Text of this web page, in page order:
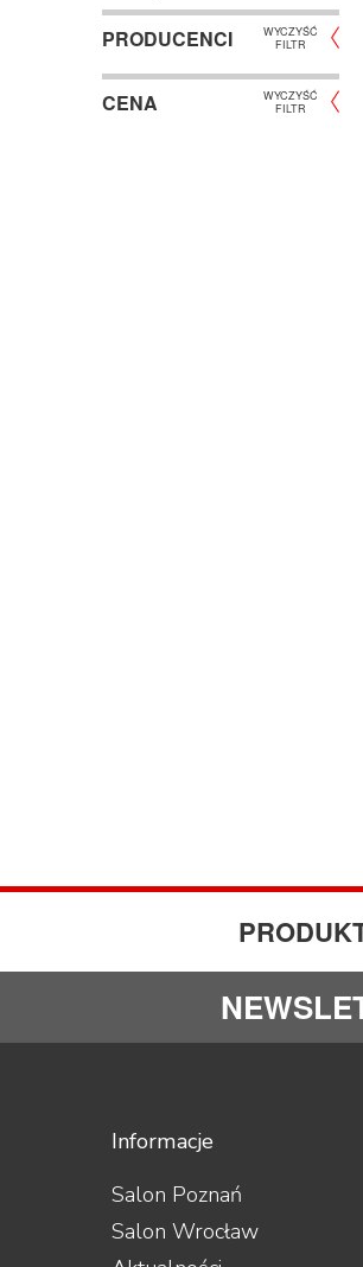
PRODUCENCI
WYCZYŚĆ
FILTR
CENA
WYCZYŚĆ
FILTR
Informacje
Salon Poznań
Salon Wrocław